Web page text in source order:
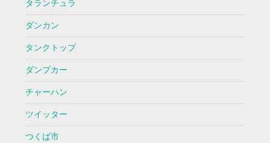
タランチュラ
ダンカン
タンクトップ
ダンプカー
チャーハン
ツイッター
つくば市